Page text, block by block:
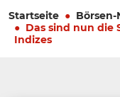
Startseite Börsen-
Das sind nun die
Indizes